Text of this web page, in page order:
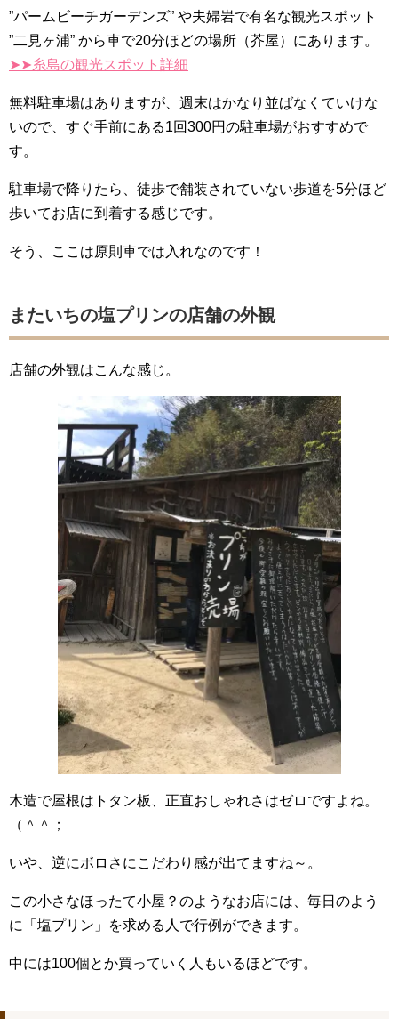
”パームビーチガーデンズ” や夫婦岩で有名な観光スポット
”二見ヶ浦” から車で20分ほどの場所（芥屋）にあります。
➤➤糸島の観光スポット詳細
無料駐車場はありますが、週末はかなり並ばなくていけな
いので、すぐ手前にある1回300円の駐車場がおすすめで
す。
駐車場で降りたら、徒歩で舗装されていない歩道を5分ほど
歩いてお店に到着する感じです。
そう、ここは原則車では入れなのです！
またいちの塩プリンの店舗の外観
店舗の外観はこんな感じ。
木造で屋根はトタン板、正直おしゃれさはゼロですよね。
（＾＾；
いや、逆にボロさにこだわり感が出てますね～。
この小さなほったて小屋？のようなお店には、毎日のよう
に「塩プリン」を求める人で行例ができます。
中には100個とか買っていく人もいるほどです。